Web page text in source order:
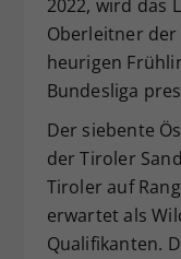
2022, wird das
Oberleitner
heurigen
Bundesliga
Der siebente
der Tiroler
Tiroler auf
erwartet als
Qualifikanten.